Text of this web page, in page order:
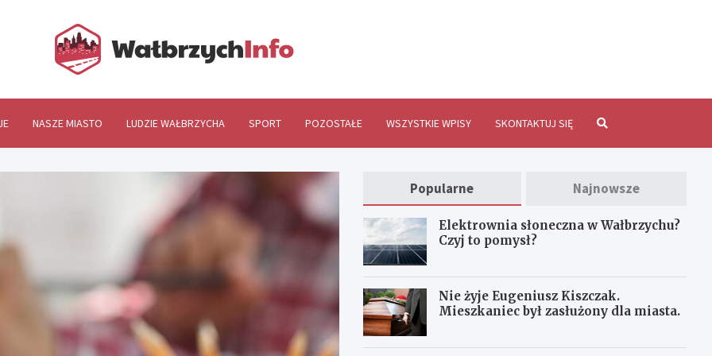
NASZE MIASTO LUDZIE WAŁBRZYCHA SPORT POZOSTAŁE WSZYSTKIE WPISY SKONTAKTUJ SIĘ
Popularne Najnowsze
Elektrownia słoneczna w Wałbrzychu?
Czyj to pomysł?
Nie żyje Eugeniusz Kiszczak.
Mieszkaniec był zasłużony dla miasta.